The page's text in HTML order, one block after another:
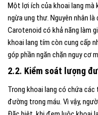
Một lợi ích của khoai lang mà
ngừa ung thư. Nguyên nhân
Carotenoid có khả năng làm
khoai lang tím còn cung cấp
góp phần ngăn chặn nguy cơ
2.2. Kiểm soát lượng
Trong khoai lang có chứa
đường trong máu. Vì vậy,